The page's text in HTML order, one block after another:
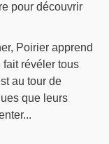
pour découvrir
Poirier apprend
fait révéler tous
au tour de
que leurs